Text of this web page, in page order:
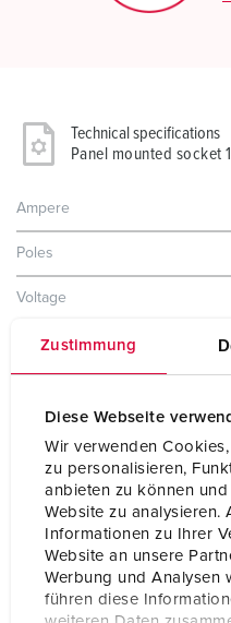
Zustimmung
Diese Webseite
Wir verwenden
zu personalisieren,
anbieten zu können
Website zu analysieren.
Informationen zu Ihrer
Website an unsere
Werbung und Analysen
führen diese
Technical specifications
Panel mounted socket
Ampere
Poles
Voltage
Hertz
Protection type
Flange